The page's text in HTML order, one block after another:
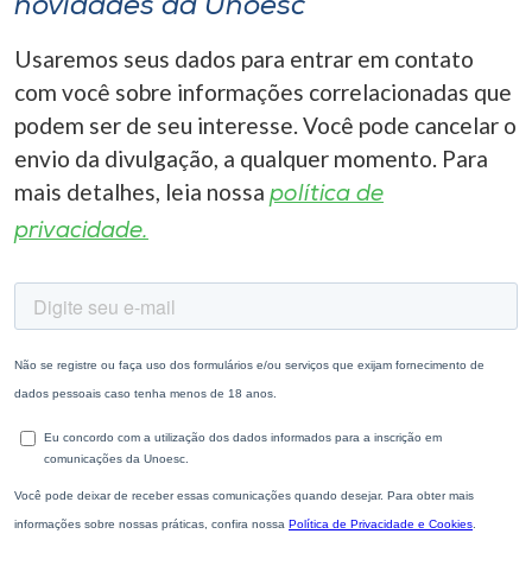
novidades da Unoesc
Usaremos seus dados para entrar em contato
com você sobre informações correlacionadas que
podem ser de seu interesse. Você pode cancelar o
envio da divulgação, a qualquer momento. Para
mais detalhes, leia nossa política de
privacidade.